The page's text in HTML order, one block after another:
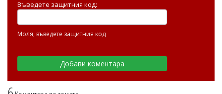
Въведете защитния код:
Моля, въведете защитния код